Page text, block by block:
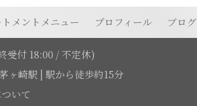
トメントメニュー プロフィール ブログ
受付 18:00 / 不定休)
ヶ崎駅 | 駅から徒歩約15分
いて